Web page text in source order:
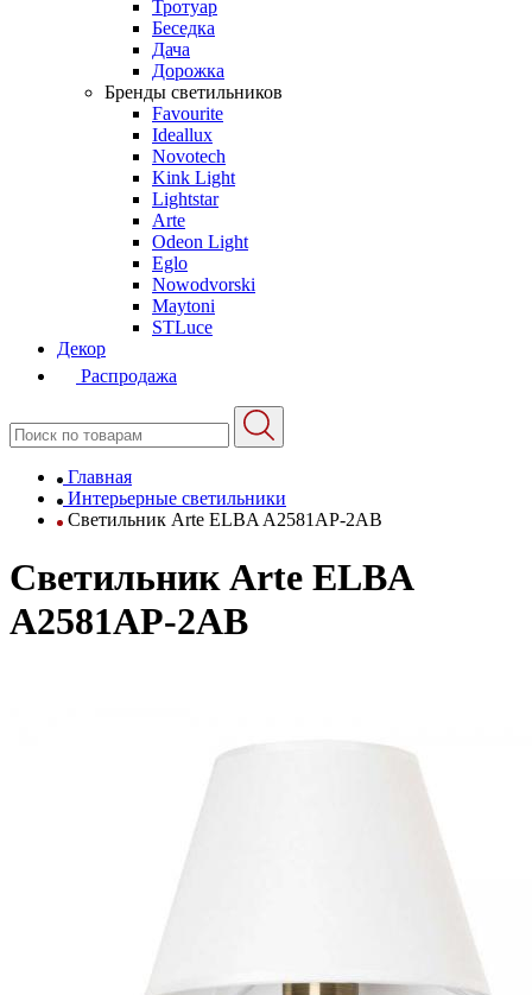
Тротуар
Беседка
Дача
Дорожка
Бренды светильников
Favourite
Ideallux
Novotech
Kink Light
Lightstar
Arte
Odeon Light
Eglo
Nowodvorski
Maytoni
STLuce
Декор
Распродажа
Главная
Интерьерные светильники
Светильник Arte ELBA A2581AP-2AB
Светильник Arte ELBA
A2581AP-2AB